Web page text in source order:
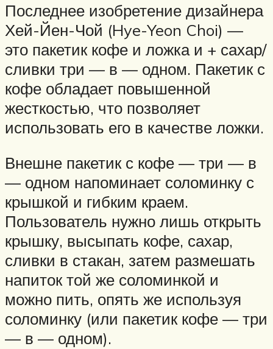
Последнее изобретение дизайнера
Хей-Йен-Чой (Hye-Yeon Choi) —
это пакетик кофе и ложка и + сахар/
сливки три — в — одном. Пакетик с
кофе обладает повышенной
жесткостью, что позволяет
использовать его в качестве ложки.
Внешне пакетик с кофе — три — в
— одном напоминает соломинку с
крышкой и гибким краем.
Пользователь нужно лишь открыть
крышку, высыпать кофе, сахар,
сливки в стакан, затем размешать
напиток той же соломинкой и
можно пить, опять же используя
соломинку (или пакетик кофе — три
— в — одном).